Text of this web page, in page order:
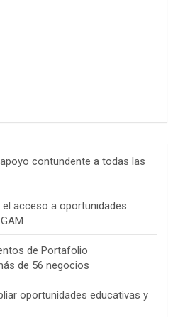
contundente a todas las
acceso a oportunidades
de Portafolio
de 56 negocios
oportunidades educativas y